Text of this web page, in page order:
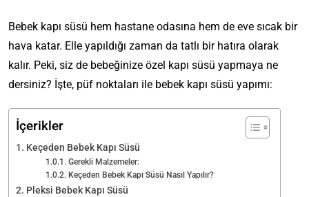
Bebek kapı süsü hem hastane odasına hem de eve sıcak bir
hava katar. Elle yapıldığı zaman da tatlı bir hatıra olarak
kalır. Peki, siz de bebeğinize özel kapı süsü yapmaya ne
dersiniz? İşte, püf noktaları ile bebek kapı süsü yapımı:
İçerikler
Keçeden Bebek Kapı Süsü
Gerekli Malzemeler:
Keçeden Bebek Kapı Süsü Nasıl Yapılır?
Pleksi Bebek Kapı Süsü